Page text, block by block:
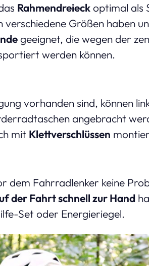
Rahmendreieckoptimal als
verschiedene Größen haben
geeignet, die wegen der
werden können.
vorhanden sind, können
angebracht
mit Klettverschlüssen
dem Fahrradlenker keine
der Fahrt schnell zur Hand
Set oder Energieriegel.